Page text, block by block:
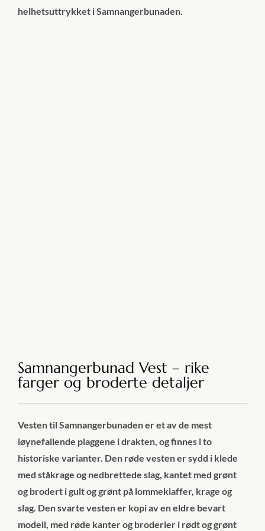
helhetsuttrykket i Samnangerbunaden.
Samnangerbunad Vest – rike
farger og broderte detaljer
Vesten til Samnangerbunaden er et av de mest
iøynefallende plaggene i drakten, og finnes i to
historiske varianter. Den røde vesten er sydd i klede
med ståkrage og nedbrettede slag, kantet med grønt
og brodert i gult og grønt på lommeklaffer, krage og
slag. Den svarte vesten er kopi av en eldre bevart
modell, med røde kanter og broderier i rødt og grønt